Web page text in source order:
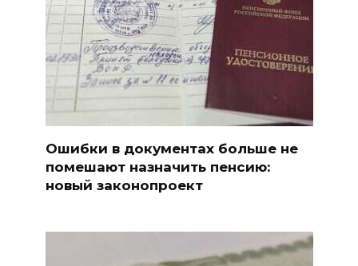
Ошибки в документах больше не
помешают назначить пенсию:
новый законопроект